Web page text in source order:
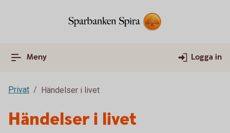
Meny Logga in
Privat Händelser i livet
Händelser i livet